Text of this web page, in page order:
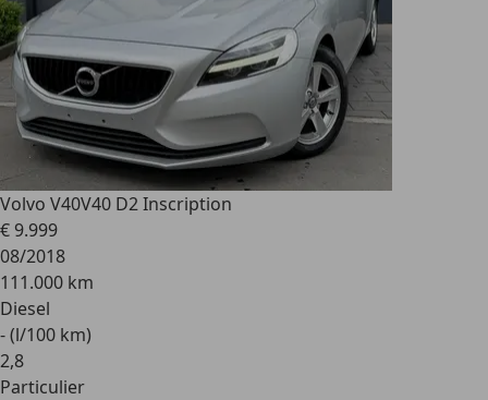
Volvo V40V40 D2 Inscription
€ 9.999
08/2018
111.000 km
Diesel
- (l/100 km)
2,8
Particulier